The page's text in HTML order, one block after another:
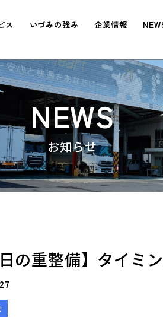
ス いづみの強み 企業情報
NEWS
日の重整備】タイミ